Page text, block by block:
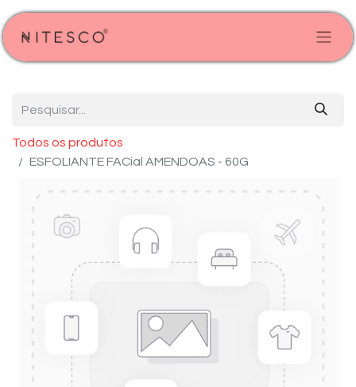
Todos os produtos
ESFOLIANTE FACial AMENDOAS - 60G